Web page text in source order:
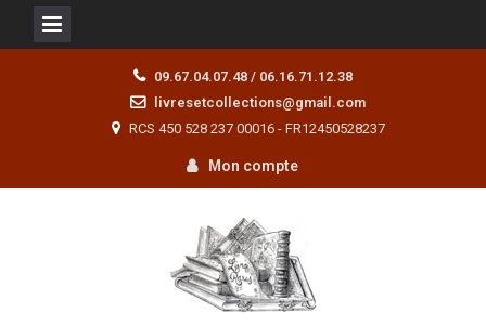
09.67.04.07.48 / 06.16.71.12.38
livresetcollections@gmail.com
RCS 450 528 237 00016 - FR12450528237
Mon compte